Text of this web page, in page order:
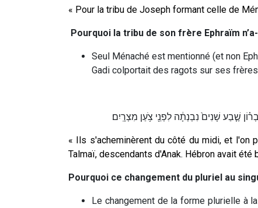
« Pour la tribu de Joseph formant celle de
Pourquoi la tribu de son frère Ephraïm
Seul Ménaché est mentionné (et non
Gadi colportait des ragots sur ses
שֶׁ֤בַע שָׁנִים֙ נִבְנְתָ֔ה לִפְנֵ֖י צֹ֥עַן מִצְרָֽיִם׃
« Ils s'acheminèrent du côté du midi, et l'on
Talmaï, descendants d'Anak. Hébron avait
Pourquoi ce changement du pluriel au
Le changement de la forme plurielle à